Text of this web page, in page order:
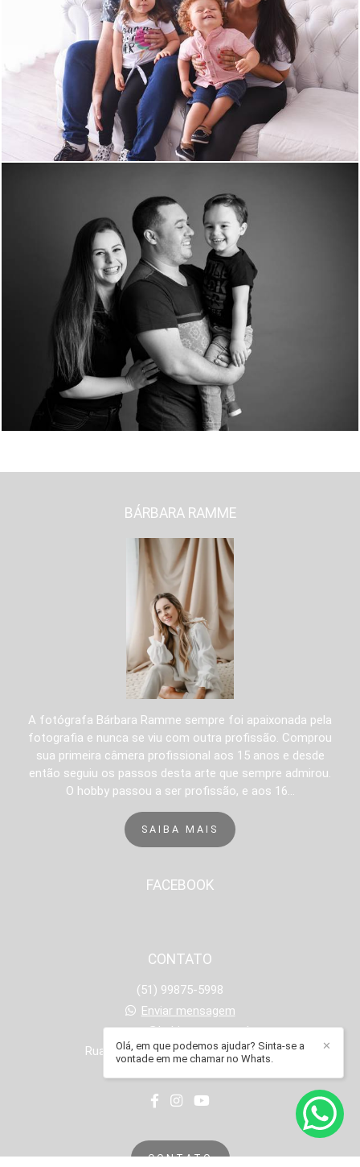
1021 0
1095 0
BÁRBARA RAMME
A fotógrafa Bárbara Ramme sempre foi apaixonada pela
fotografia e nunca se viu com outra profissão. Comprou
sua primeira câmera profissional aos 15 anos e desde
então seguiu os passos desta arte que sempre admirou.
O hobby passou a ser profissão, e aos 16...
SAIBA MAIS
FACEBOOK
CONTATO
(51) 99875-5998
Enviar mensagem
contato@babiramme.com.br
Rua Onze de Junho, 1251 - Operário
CONTATO
✕
Olá, em que podemos ajudar? Sinta-se a
vontade em me chamar no Whats.